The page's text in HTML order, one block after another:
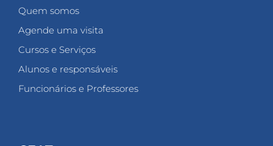
Quem somos
Agende uma visita
Cursos e Serviços
Alunos e responsáveis
Funcionários e Professores